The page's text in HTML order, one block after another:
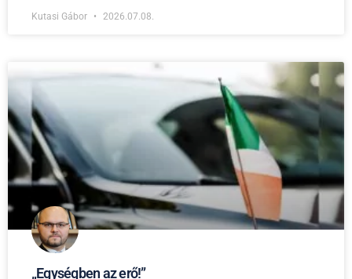
Kutasi Gábor 2026.07.08.
„Egységben az erő!”